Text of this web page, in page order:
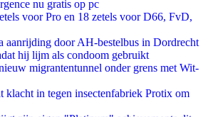
nu gratis op pc
voor Pro en 18 zetels voor D66, FvD,
aanrijding door AH-bestelbus in Dordrecht
hij lijm als condoom gebruikt
migrantentunnel onder grens met Wit-
klacht in tegen insectenfabriek Protix om